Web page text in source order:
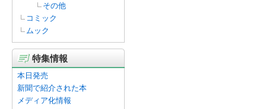
その他
コミック
ムック
特集情報
本日発売
新聞で紹介された本
メディア化情報